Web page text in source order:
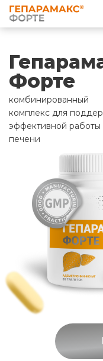
Форте
комбинированный
комплекс для
эффективной работы
печени